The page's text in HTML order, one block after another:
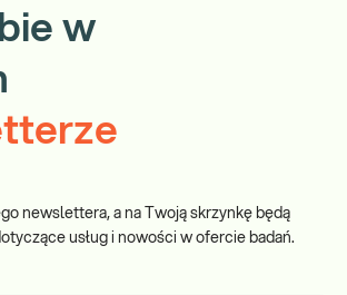
w
newslettera, a na Twoją skrzynkę będą
usług i nowości w ofercie badań.